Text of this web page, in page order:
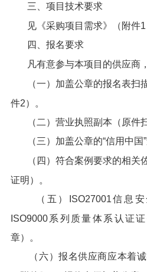
三、项目技术要求
见《采购项目需求》（附件1
四、报名要求
凡有意参与本项目的供应商
（一）加盖公章的报名表
件2）。
（二）营业执照副本（原件
（三）加盖公章的“信用中国
（四）符合案例要求的相
证明）。
（五）ISO27001信息
ISO9000系列质量体系认证
章）。
（六）报名供应商应本着